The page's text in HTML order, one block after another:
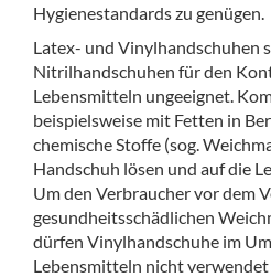
Hygienestandards zu genügen.
Latex- und Vinylhandschuhen
Nitrilhandschuhen für den
Lebensmitteln ungeeignet.
beispielsweise mit Fetten in
chemische Stoffe (sog.
Handschuh lösen und auf die
Um den Verbraucher vor dem
gesundheitsschädlichen
dürfen Vinylhandschuhe im
Lebensmitteln nicht